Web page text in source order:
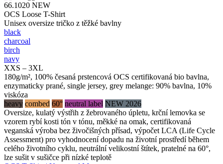
66.1020 NEW
OCS Loose T-Shirt
Unisex oversize tričko z těžké bavlny
black
charcoal
birch
navy
XXS – 3XL
180g/m², 100% česaná prstencová OCS certifikovaná bio bavlna,
enzymaticky prané, single jersey, grey melange: 90% bavlna, 10%
viskóza
heavy combed 60° neutral label NEW 2026
Oversize, kulatý výstřih z žebrovaného úpletu, krční lemovka se
vzorem rybí kosti tón v tónu, měkké na omak, certifikovaná
veganská výroba bez živočišných přísad, výpočet LCA (Life Cycle
Assessment) pro vyhodnocení dopadu na životní prostředí během
celého životního cyklu, neutrální velikostní štítek, pratelné na 60°,
lze sušit v sušičce při nízké teplotě